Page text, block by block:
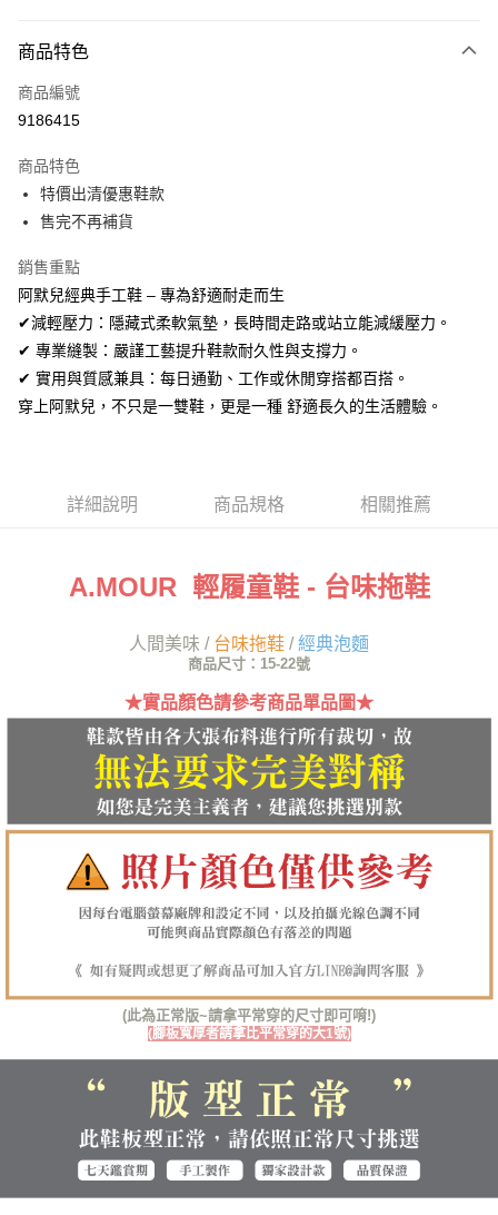
信用卡一次付款
信用卡分期付款
合作金庫商業銀行
華南商業銀行
上海商業儲蓄銀行
臺灣中小企業銀行
匯豐（台灣）商業銀行
華泰商業銀行
聯邦商業銀行
遠東國際商業銀行
元大商業銀行
永豐商業銀行
台新國際商業銀行
中國信託商業銀行
台灣樂天信用卡公司
超商取貨付款
LINE Pay
Apple Pay
街口支付
悠遊付
Google Pay
相關說明
１．簡單：不需註冊會員、不需綁卡、不需儲值。
２．便利：只要手機號碼，簡訊認證，即可結帳。
【「AFTEE先享後付」結帳流程】
結帳頁面，進行簡訊認證並確認金額後，即可完成結帳。
２．訂單成立數日內，您將收到繳費通知簡訊。
３．收到繳費通知簡訊後14天內，點擊此簡訊中的連結，可透過四大超商／
ATM／網路銀行／等多元方式進行付款，方視為交易完成。
※ 請注意：結帳手續完成當下不需立刻繳費，但若您需要取消訂單，請聯絡
購買商品的店家。未經商家同意取消之訂單仍視為有效，需透過AFTEE先享
後付繳納相關費用。
是否繳費成功／繳費後需取消欲退款等相關疑問，請聯繫「AFTEE先享後付
客戶支援中心」 https://netprotections.freshdesk.com/support/home
易，需依本服務之必要範圍內提供個人資料，並將交易相關給付款項請求債
２．關於個人資料處理事宜，請瀏覽以下網址：
https://aftee.tw/terms/#terms3
３．未成年的使用者請事先徵得法定代理人或監護人之同意方可使用
「AFTEE先享後付」，若未經同意申辦者引起之損失，本公司不負相關責
４．使用「AFTEE先享後付」時，將依據個別帳號之用戶狀況，依本公司即
時審查核予不同之上限額度；若仍有額度不足之情形，本公司將視審查結果
請求用戶進行身份認證。
５．嚴禁一人註冊多個帳號或使用他人資訊註冊。若發現惡意使用之情形，
恩沛科技股份有限公司將有權停止該用戶之使用額度並採取法律行動。
運送方式
每筆NT$60，滿NT$1,380(含以上)免運費
付款後全家取貨
每筆NT$60，滿NT$1,380(含以上)免運費
7-11取貨付款
每筆NT$60，滿NT$1,380(含以上)免運費
每筆NT$60，滿NT$1,380(含以上)免運費
每筆NT$125，滿NT$1,380(含以上)免運費
海外宅配（貨到付運費） 查看運費
商品特色
商品編號
9186415
商品特色
特價出清優惠鞋款
售完不再補貨
銷售重點
阿默兒經典手工鞋 – 專為舒適耐走而生
✔減輕壓力：隱藏式柔軟氣墊，長時間走路或站立能減緩壓力。
✔ 專業縫製：嚴謹工藝提升鞋款耐久性與支撐力。
✔ 實用與質感兼具：每日通勤、工作或休閒穿搭都百搭。
穿上阿默兒，不只是一雙鞋，更是一種 舒適長久的生活體驗。
詳細說明 商品規格 相關推薦
A.MOUR 輕履童鞋 - 台味拖鞋
人間美味 / 台味拖鞋 /經典泡麵
商品尺寸：15-22號
★實品顏色請參考商品單品圖★
(此為正常版~請拿平常穿的尺寸即可唷!)
(腳板寬厚者請拿比平常穿的大1號)